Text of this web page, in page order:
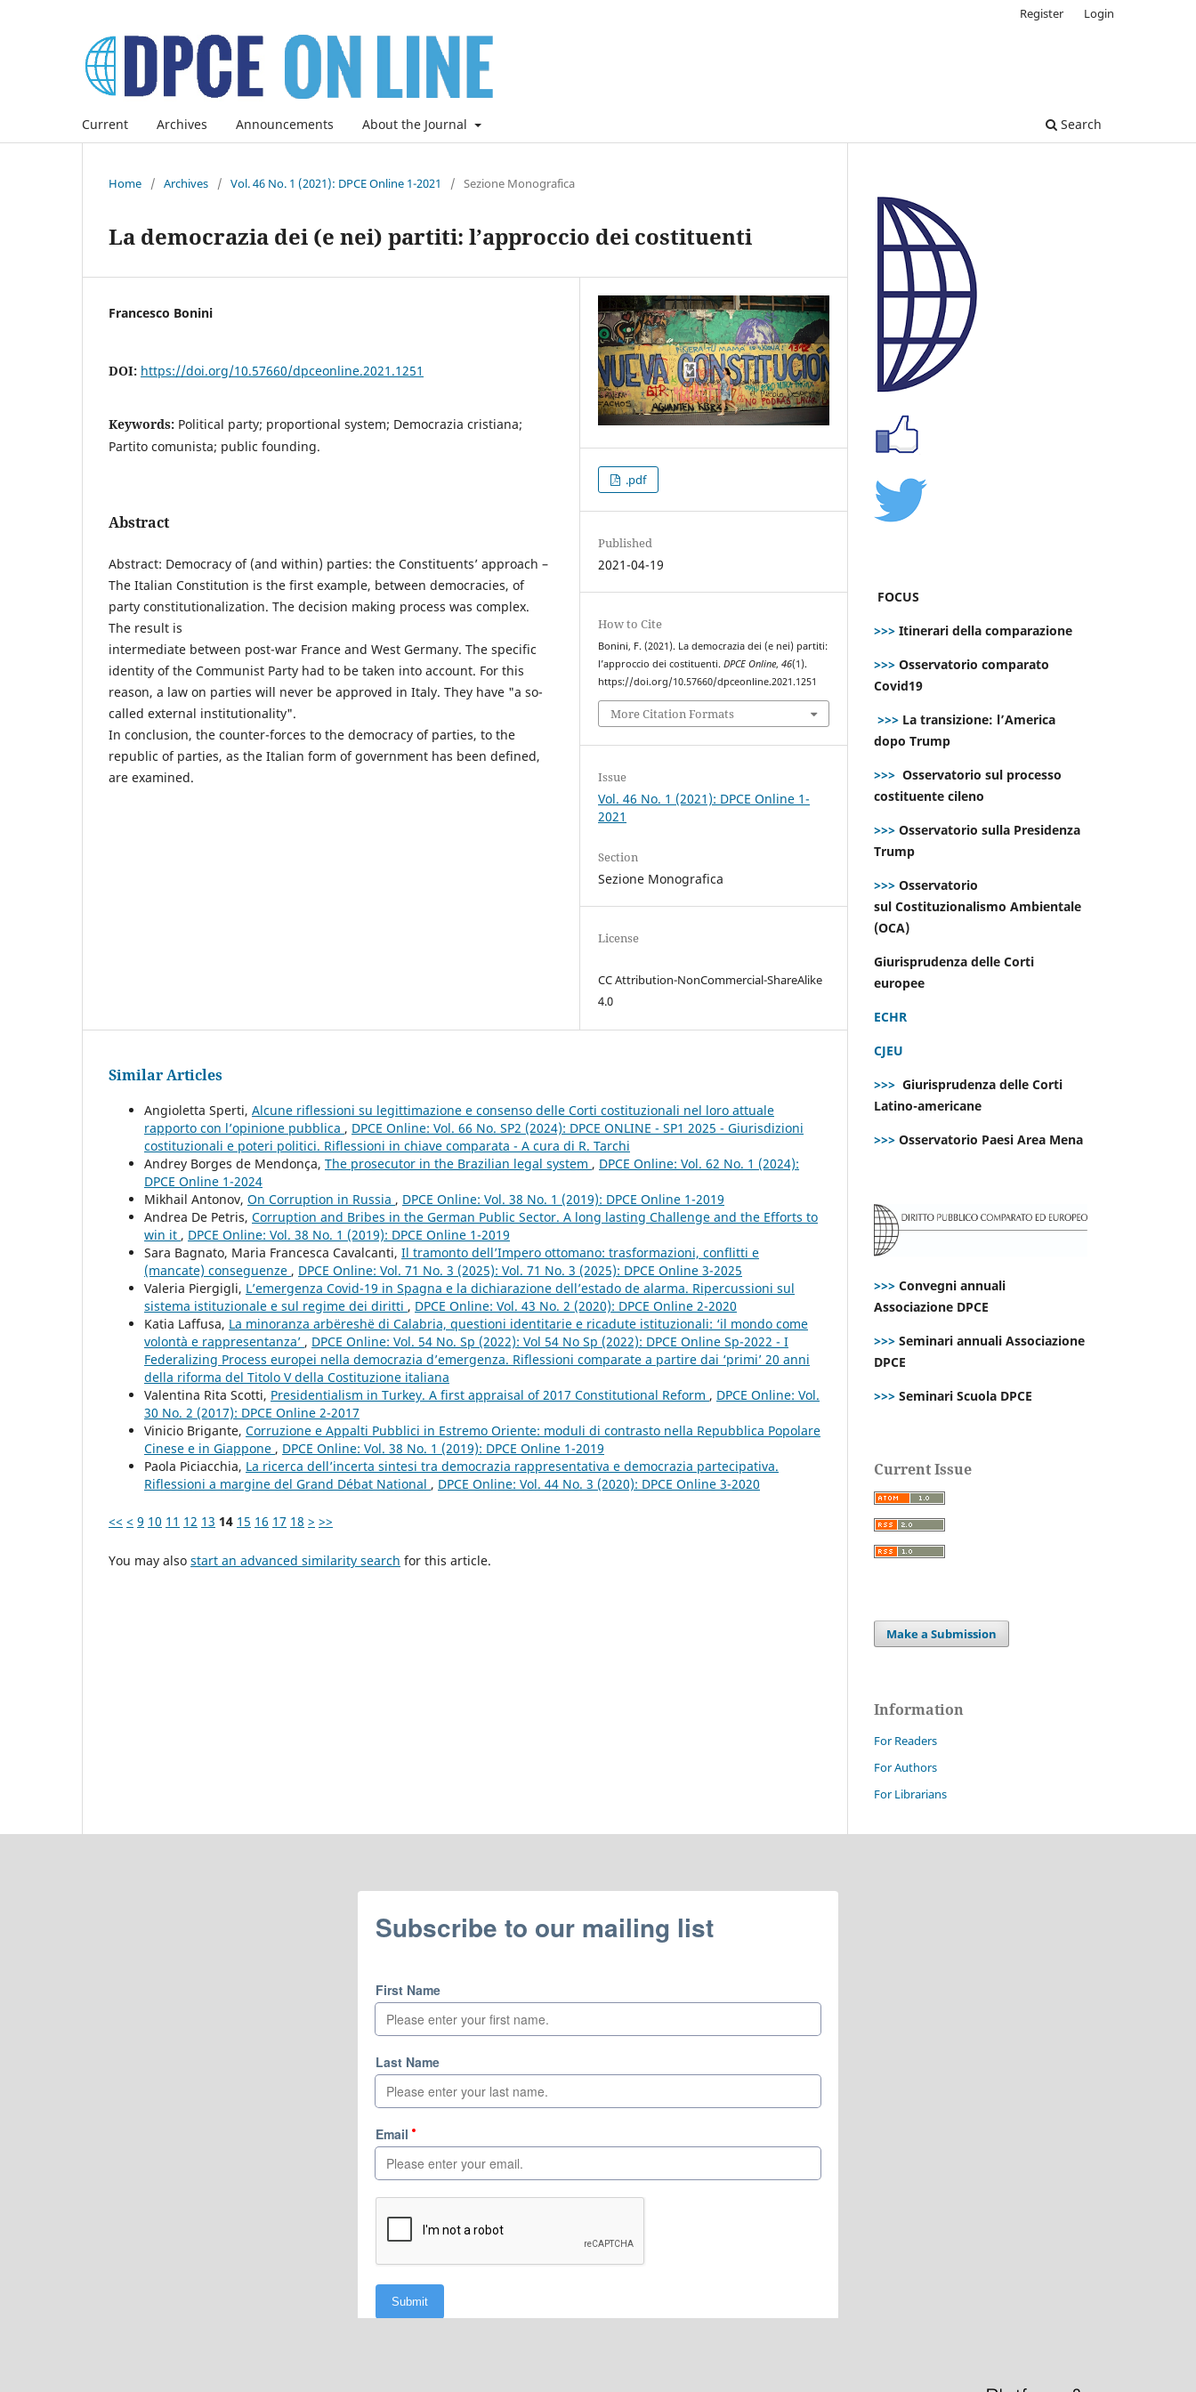
Current Archives Announcements About the Journal Search
Register Login
Home / Archives / Vol. 46 No. 1 (2021): DPCE Online 1-2021 / Sezione Monografica
La democrazia dei (e nei) partiti: l’approccio dei costituenti
Francesco Bonini
DOI: https://doi.org/10.57660/dpceonline.2021.1251
Keywords: Political party; proportional system; Democrazia cristiana;
Partito comunista; public founding.
Abstract
Abstract: Democracy of (and within) parties: the Constituents’ approach –
The Italian Constitution is the first example, between democracies, of
party constitutionalization. The decision making process was complex.
The result is
intermediate between post-war France and West Germany. The specific
identity of the Communist Party had to be taken into account. For this
reason, a law on parties will never be approved in Italy. They have "a so-
called external institutionality".
In conclusion, the counter-forces to the democracy of parties, to the
republic of parties, as the Italian form of government has been defined,
are examined.
.pdf
Published
2021-04-19
How to Cite
Bonini, F. (2021). La democrazia dei (e nei) partiti:
l’approccio dei costituenti.DPCE Online,46(1).
https://doi.org/10.57660/dpceonline.2021.1251
More Citation Formats
Issue
Vol. 46 No. 1 (2021): DPCE Online 1-
2021
Section
Sezione Monografica
License
CC Attribution-NonCommercial-ShareAlike
4.0
Similar Articles
Angioletta Sperti, Alcune riflessioni su legittimazione e consenso delle Corti costituzionali nel loro attuale
rapporto con l’opinione pubblica , DPCE Online: Vol. 66 No. SP2 (2024): DPCE ONLINE - SP1 2025 - Giurisdizioni
costituzionali e poteri politici. Riflessioni in chiave comparata - A cura di R. Tarchi
Andrey Borges de Mendonça, The prosecutor in the Brazilian legal system , DPCE Online: Vol. 62 No. 1 (2024):
DPCE Online 1-2024
Mikhail Antonov, On Corruption in Russia , DPCE Online: Vol. 38 No. 1 (2019): DPCE Online 1-2019
Andrea De Petris, Corruption and Bribes in the German Public Sector. A long lasting Challenge and the Efforts to
win it , DPCE Online: Vol. 38 No. 1 (2019): DPCE Online 1-2019
Sara Bagnato, Maria Francesca Cavalcanti, Il tramonto dell’Impero ottomano: trasformazioni, conflitti e
(mancate) conseguenze , DPCE Online: Vol. 71 No. 3 (2025): Vol. 71 No. 3 (2025): DPCE Online 3-2025
Valeria Piergigli, L’emergenza Covid-19 in Spagna e la dichiarazione dell’estado de alarma. Ripercussioni sul
sistema istituzionale e sul regime dei diritti , DPCE Online: Vol. 43 No. 2 (2020): DPCE Online 2-2020
Katia Laffusa, La minoranza arbëreshë di Calabria, questioni identitarie e ricadute istituzionali: ‘il mondo come
volontà e rappresentanza’ , DPCE Online: Vol. 54 No. Sp (2022): Vol 54 No Sp (2022): DPCE Online Sp-2022 - I
Federalizing Process europei nella democrazia d’emergenza. Riflessioni comparate a partire dai ‘primi’ 20 anni
della riforma del Titolo V della Costituzione italiana
Valentina Rita Scotti, Presidentialism in Turkey. A first appraisal of 2017 Constitutional Reform , DPCE Online: Vol.
30 No. 2 (2017): DPCE Online 2-2017
Vinicio Brigante, Corruzione e Appalti Pubblici in Estremo Oriente: moduli di contrasto nella Repubblica Popolare
Cinese e in Giappone , DPCE Online: Vol. 38 No. 1 (2019): DPCE Online 1-2019
Paola Piciacchia, La ricerca dell’incerta sintesi tra democrazia rappresentativa e democrazia partecipativa.
Riflessioni a margine del Grand Débat National , DPCE Online: Vol. 44 No. 3 (2020): DPCE Online 3-2020
<< < 9 10 11 12 13 14 15 16 17 18 > >>
You may also start an advanced similarity search for this article.
FOCUS
>>> Itinerari della comparazione
>>> Osservatorio comparato
Covid19
>>> La transizione: l’America
dopo Trump
>>> Osservatorio sul processo
costituente cileno
>>> Osservatorio sulla Presidenza
Trump
>>> Osservatorio
sul Costituzionalismo Ambientale
(OCA)
Giurisprudenza delle Corti
europee
ECHR
CJEU
>>> Giurisprudenza delle Corti
Latino-americane
>>> Osservatorio Paesi Area Mena
>>> Convegni annuali
Associazione DPCE
>>> Seminari annuali Associazione
DPCE
>>> Seminari Scuola DPCE
Current Issue
Make a Submission
Information
For Readers
For Authors
For Librarians